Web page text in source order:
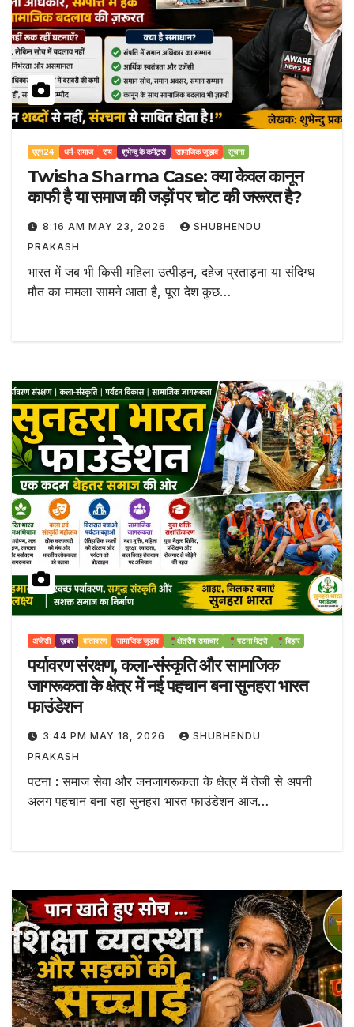
एएन24 धर्म-समाज राय शुभेन्दु के कमेंट्स सामाजिक जुड़ाव सूचना
Twisha Sharma Case: क्या केवल कानून
काफी है या समाज की जड़ों पर चोट की जरूरत है?
8:16 AM MAY 23, 2026
SHUBHENDU
PRAKASH
भारत में जब भी किसी महिला उत्पीड़न, दहेज प्रताड़ना या संदिग्ध
मौत का मामला सामने आता है, पूरा देश कुछ…
अजेंसी ख़बर वातावरण सामाजिक जुड़ाव क्षेत्रीय समाचार पटना मेट्रो बिहार
पर्यावरण संरक्षण, कला-संस्कृति और सामाजिक
जागरूकता के क्षेत्र में नई पहचान बना सुनहरा भारत
फाउंडेशन
3:44 PM MAY 18, 2026
SHUBHENDU
PRAKASH
पटना : समाज सेवा और जनजागरूकता के क्षेत्र में तेजी से अपनी
अलग पहचान बना रहा सुनहरा भारत फाउंडेशन आज…